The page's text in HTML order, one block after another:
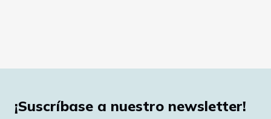
¡Suscríbase a nuestro newsletter!